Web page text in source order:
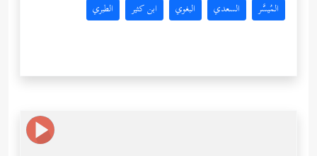
المُيسَّر السعدي البغوي ابن كثير الطبري